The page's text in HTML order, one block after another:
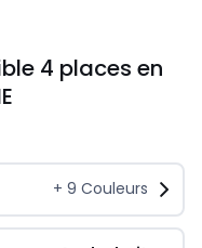
4 places en
+ 9 Couleurs